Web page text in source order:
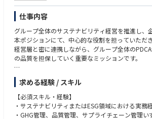
仕事内容
グループ全体のサステナビリティ経営を推進し、
本ポジションにて、中心的な役割を担っていただき
経営層と密に連携しながら、グループ全体の
の品質を担保していく重要なミッションです。
【具体的な業務内容】
■戦略立案と提案：
国際機関や政府の動向、市場調査を基にした課
経営層や各事業部門に対する改善提案、方針案
■運用構築と推進：
求める経験 / スキル
【必須スキル・経験】
・サステナビリティまたはESG領域における実務
・GHG管理、品質管理、サプライチェーン管理